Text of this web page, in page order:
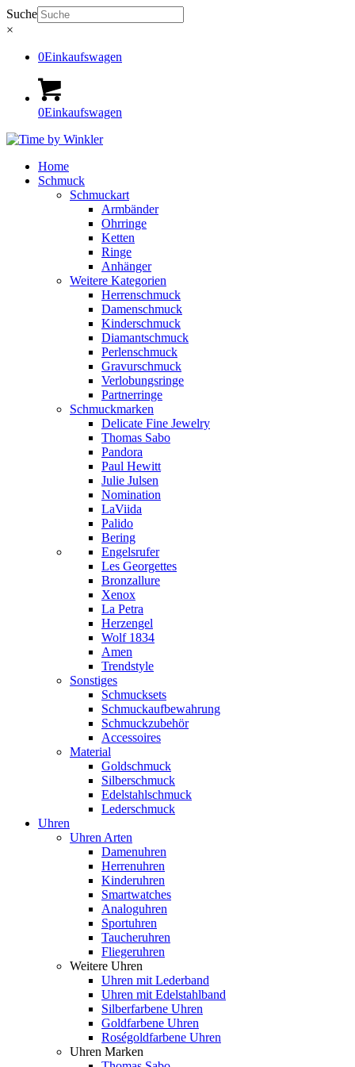
Suche
×
0Einkaufswagen
0Einkaufswagen
Home
Schmuck
Schmuckart
Armbänder
Ohrringe
Ketten
Ringe
Anhänger
Weitere Kategorien
Herrenschmuck
Damenschmuck
Kinderschmuck
Diamantschmuck
Perlenschmuck
Gravurschmuck
Verlobungsringe
Partnerringe
Schmuckmarken
Delicate Fine Jewelry
Thomas Sabo
Pandora
Paul Hewitt
Julie Julsen
Nomination
LaViida
Palido
Bering
Engelsrufer
Les Georgettes
Bronzallure
Xenox
La Petra
Herzengel
Wolf 1834
Amen
Trendstyle
Sonstiges
Schmucksets
Schmuckaufbewahrung
Schmuckzubehör
Accessoires
Material
Goldschmuck
Silberschmuck
Edelstahlschmuck
Lederschmuck
Uhren
Uhren Arten
Damenuhren
Herrenuhren
Kinderuhren
Smartwatches
Analoguhren
Sportuhren
Taucheruhren
Fliegeruhren
Weitere Uhren
Uhren mit Lederband
Uhren mit Edelstahlband
Silberfarbene Uhren
Goldfarbene Uhren
Roségoldfarbene Uhren
Uhren Marken